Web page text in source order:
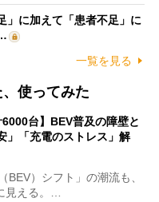
」に加えて「患者不足」に
一覧を見る
使ってみた
6000台】BEV普及の障壁と
」「充電のストレス」解
）シフト」の潮流も、
見える。…